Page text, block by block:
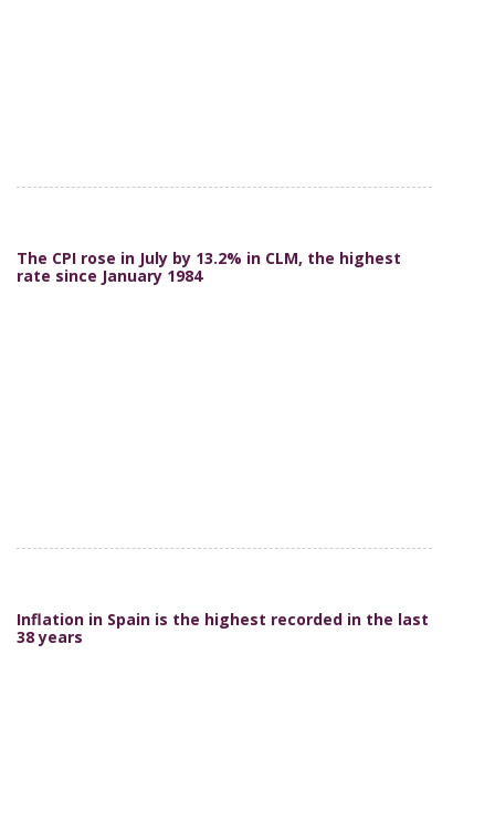
The CPI rose in July by 13.2% in CLM, the highest
rate since January 1984
Inflation in Spain is the highest recorded in the last
38 years